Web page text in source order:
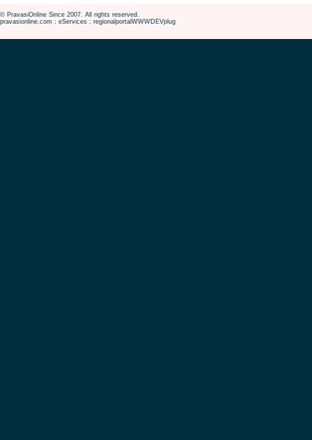
© PravasiOnline Since 2007. All rights reserved.
pravasionline.com : eServices : regionalportalWWWDEVplug